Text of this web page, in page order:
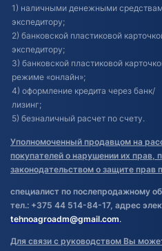
1) наличными денежными
экспедитору;
2) банковской пластиковой
экспедитору;
3) банковской пластиковой
режиме «онлайн»;
4) оформление кредита через банк/
лизинг;
5) безналичный расчет по счету.
Уполномоченный продавцом на
покупателей о нарушении их прав,
законодательством о защите прав
специалист по послепродажному
тел.: +375 44 514-84-17, адрес
tehnoagroadm@gmail.com.
Для связи с руководством Вы